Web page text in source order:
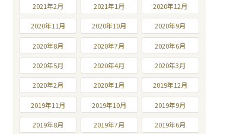
2021年2月 2021年1月 2020年12月
2020年11月 2020年10月 2020年9月
2020年8月 2020年7月 2020年6月
2020年5月 2020年4月 2020年3月
2020年2月 2020年1月 2019年12月
2019年11月 2019年10月 2019年9月
2019年8月 2019年7月 2019年6月